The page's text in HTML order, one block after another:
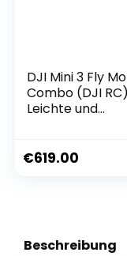
DJI Mini 3 Fly
Combo (DJI
Leichte und
4K HDR-Video, 38
Funktionen
€619.00
Beschreibung